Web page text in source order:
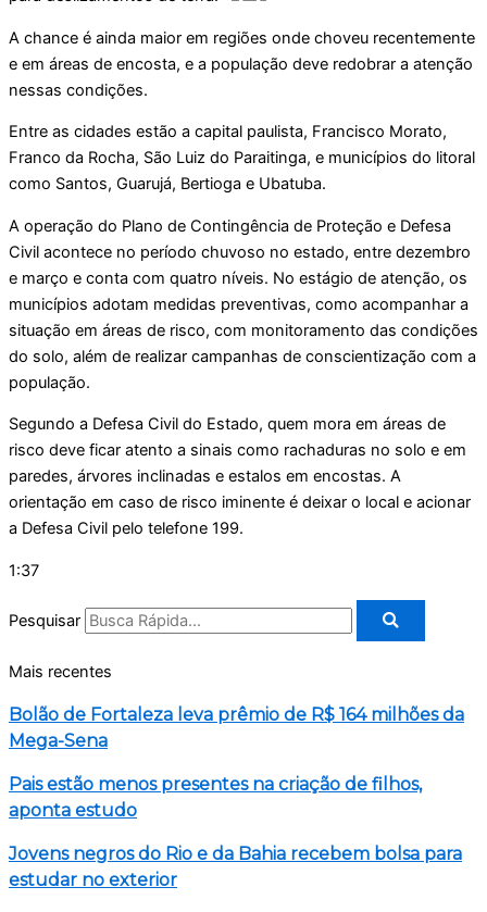
A chance é ainda maior em regiões onde choveu recentemente
e em áreas de encosta, e a população deve redobrar a atenção
nessas condições.
Entre as cidades estão a capital paulista, Francisco Morato,
Franco da Rocha, São Luiz do Paraitinga, e municípios do litoral
como Santos, Guarujá, Bertioga e Ubatuba.
A operação do Plano de Contingência de Proteção e Defesa
Civil acontece no período chuvoso no estado, entre dezembro
e março e conta com quatro níveis. No estágio de atenção, os
municípios adotam medidas preventivas, como acompanhar a
situação em áreas de risco, com monitoramento das condições
do solo, além de realizar campanhas de conscientização com a
população.
Segundo a Defesa Civil do Estado, quem mora em áreas de
risco deve ficar atento a sinais como rachaduras no solo e em
paredes, árvores inclinadas e estalos em encostas. A
orientação em caso de risco iminente é deixar o local e acionar
a Defesa Civil pelo telefone 199.
1:37
Pesquisar
Mais recentes
Bolão de Fortaleza leva prêmio de R$ 164 milhões da
Mega-Sena
Pais estão menos presentes na criação de filhos,
aponta estudo
Jovens negros do Rio e da Bahia recebem bolsa para
estudar no exterior